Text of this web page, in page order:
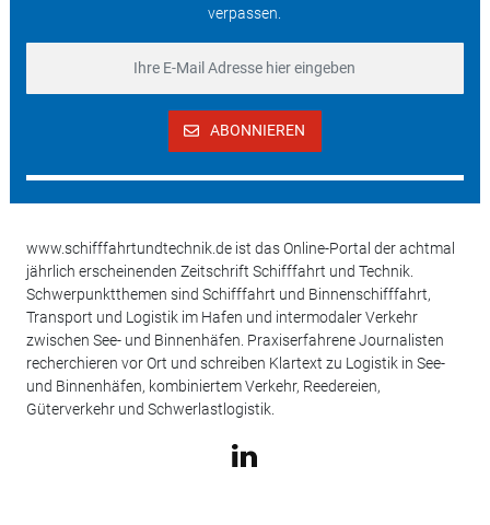
verpassen.
ABONNIEREN
www.schifffahrtundtechnik.de ist das Online-Portal der achtmal
jährlich erscheinenden Zeitschrift Schifffahrt und Technik.
Schwerpunktthemen sind Schifffahrt und Binnenschifffahrt,
Transport und Logistik im Hafen und intermodaler Verkehr
zwischen See- und Binnenhäfen. Praxiserfahrene Journalisten
recherchieren vor Ort und schreiben Klartext zu Logistik in See-
und Binnenhäfen, kombiniertem Verkehr, Reedereien,
Güterverkehr und Schwerlastlogistik.